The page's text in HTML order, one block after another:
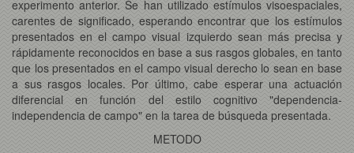
experimento anterior. Se han utilizado estímulos visoespaciales,
carentes de significado, esperando encontrar que los estímulos
presentados en el campo visual izquierdo sean más precisa y
rápidamente reconocidos en base a sus rasgos globales, en tanto
que los presentados en el campo visual derecho lo sean en base
a sus rasgos locales. Por último, cabe esperar una actuación
diferencial en función del estilo cognitivo "dependencia-
independencia de campo" en la tarea de búsqueda presentada.
METODO